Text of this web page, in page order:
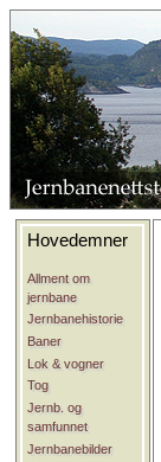
Hovedemner
Allment om
jernbane
Jernbanehistorie
Baner
Lok & vogner
Tog
Jernb. og
samfunnet
Jernbanebilder